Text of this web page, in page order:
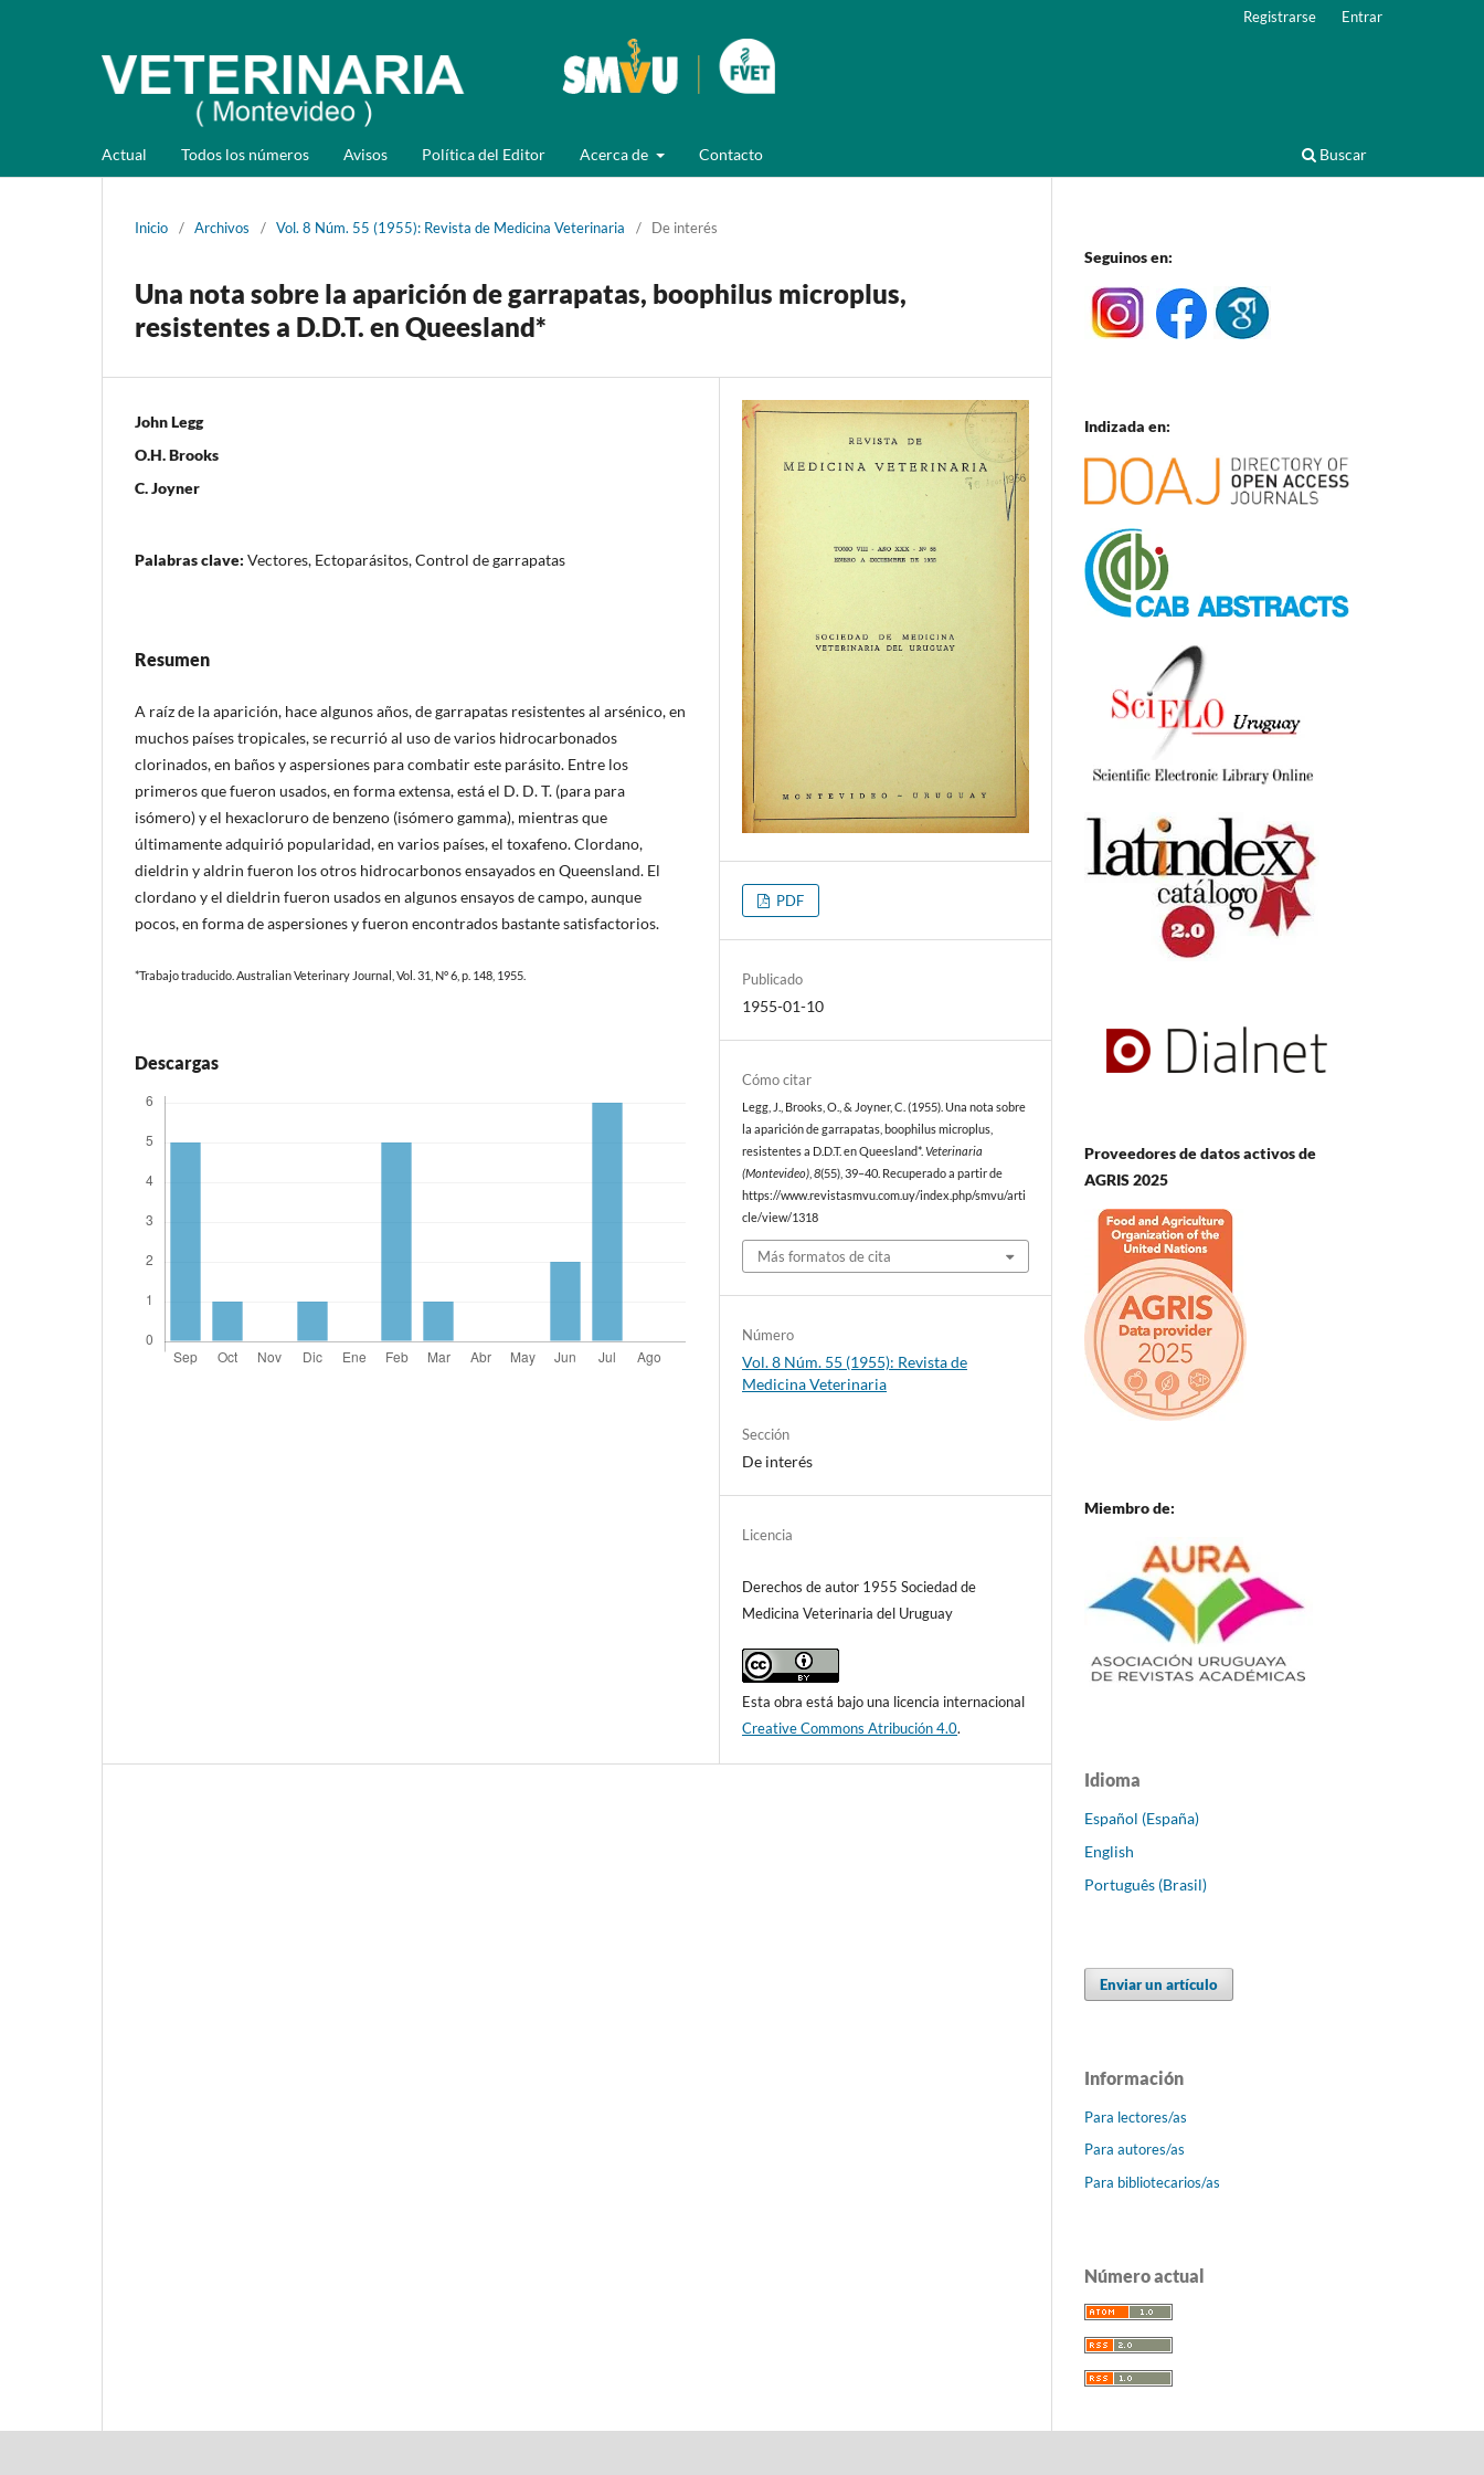
Actual Todos los números Avisos Política del Editor Acerca de Contacto Buscar
Registrarse Entrar
Inicio / Archivos / Vol. 8 Núm. 55 (1955): Revista de Medicina Veterinaria / De interés
Una nota sobre la aparición de garrapatas, boophilus microplus,
resistentes a D.D.T. en Queesland*
John Legg
O.H. Brooks
C. Joyner
Palabras clave: Vectores, Ectoparásitos, Control de garrapatas
Resumen
A raíz de la aparición, hace algunos años, de garrapatas resistentes al arsénico, en
muchos países tropicales, se recurrió al uso de varios hidrocarbonados
clorinados, en baños y aspersiones para combatir este parásito. Entre los
primeros que fueron usados, en forma extensa, está el D. D. T. (para para
isómero) y el hexacloruro de benzeno (isómero gamma), mientras que
últimamente adquirió popularidad, en varios países, el toxafeno. Clordano,
dieldrin y aldrin fueron los otros hidrocarbonos ensayados en Queensland. El
clordano y el dieldrin fueron usados en algunos ensayos de campo, aunque
pocos, en forma de aspersiones y fueron encontrados bastante satisfactorios.
*Trabajo traducido. Australian Veterinary Journal, Vol. 31, N° 6, p. 148, 1955.
Descargas
PDF
Publicado
1955-01-10
Cómo citar
Legg, J., Brooks, O., & Joyner, C. (1955). Una nota sobre
la aparición de garrapatas, boophilus microplus,
resistentes a D.D.T. en Queesland*.Veterinaria
(Montevideo) ,8(55), 39–40. Recuperado a partir de
https://www.revistasmvu.com.uy/index.php/smvu/arti
cle/view/1318
Más formatos de cita
Número
Vol. 8 Núm. 55 (1955): Revista de
Medicina Veterinaria
Sección
De interés
Licencia
Derechos de autor 1955 Sociedad de
Medicina Veterinaria del Uruguay
Esta obra está bajo una licencia internacional
Creative Commons Atribución 4.0.
Seguinos en:
Indizada en:
Proveedores de datos activos de
AGRIS 2025
Miembro de:
Idioma
Español (España)
English
Português (Brasil)
Enviar un artículo
Información
Para lectores/as
Para autores/as
Para bibliotecarios/as
Número actual